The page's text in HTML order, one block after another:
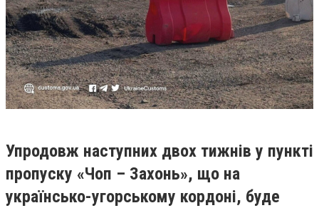
Упродовж наступних двох тижнів у пункті
пропуску «Чоп – Захонь», що на
українсько-угорському кордоні, буде